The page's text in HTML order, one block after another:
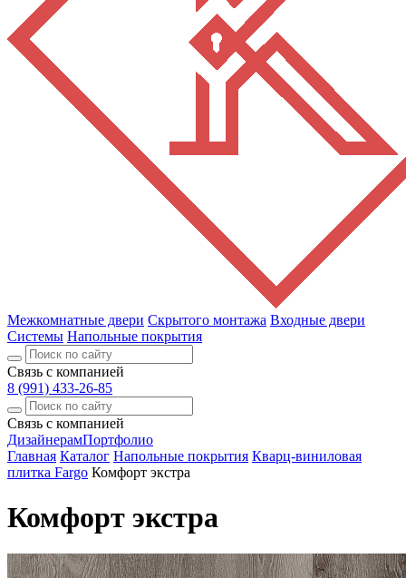
Межкомнатные двери Скрытого монтажа Входные двери
Системы Напольные покрытия
Связь с компанией
8 (991) 433-26-85
Связь с компанией
ДизайнерамПортфолио
Главная Каталог Напольные покрытия Кварц-виниловая
плитка Fargo Комфорт экстра
Комфорт экстра